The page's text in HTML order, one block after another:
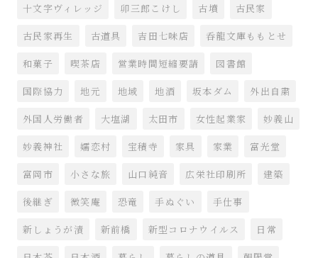
十文字ヴィレッジ 卯三郎こけし 古墳 古民家
古民家再生 古道具 吉田七味店 呑龍文庫ももとせ
和菓子 喫茶店 営業時間短縮要請 図書館
国際協力 地元 地域 地酒 坂本ダム 外出自粛
外国人労働者 大塩湖 太田市 女性起業家 妙義山
妙義神社 嬬恋村 宝積寺 家具 家業 富光堂
富岡市 小さな旅 山口純音 広栄社印刷所 建築
後継ぎ 微笑庵 恐竜 手ぬぐい 手仕事
新しょうが漬 新前橋 新型コロナウイルス 日常